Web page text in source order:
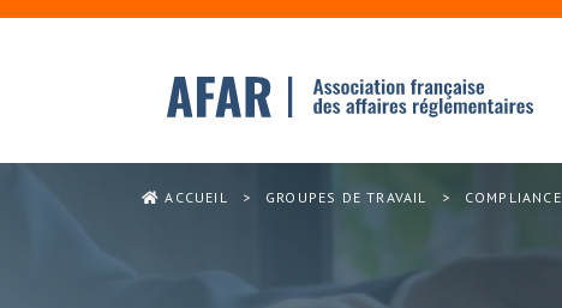
ACCUEIL > GROUPES DE TRAVAIL > COMPLIANCE